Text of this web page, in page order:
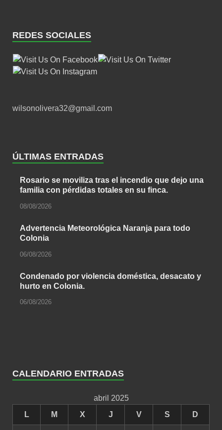
REDES SOCIALES
wilsonolivera32@gmail.com
ÚLTIMAS ENTRADAS
Rosario se moviliza tras el incendio que dejo una
familia con pérdidas totales en su finca.
08/08/2026
Advertencia Meteorológica Naranja para todo
Colonia
06/08/2026
Condenado por violencia doméstica, desacato y
hurto en Colonia.
06/08/2026
CALENDARIO ENTRADAS
abril 2025
L
M X J V S D